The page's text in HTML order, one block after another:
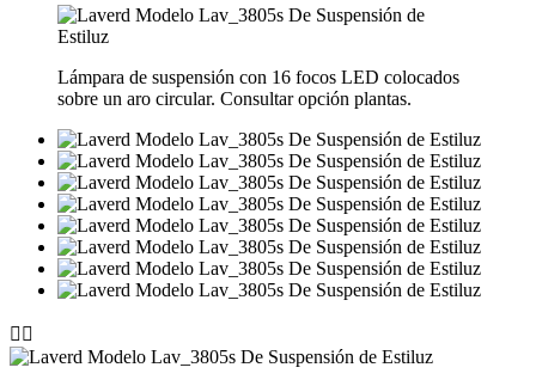
Lámpara de suspensión con 16 focos LED colocados
sobre un aro circular. Consultar opción plantas.
 